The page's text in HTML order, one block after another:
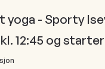
- Sporty
12:45 og starter